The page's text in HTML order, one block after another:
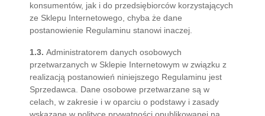
konsumentów, jak i do przedsiębiorców korzystających
ze Sklepu Internetowego, chyba że dane
postanowienie Regulaminu stanowi inaczej.
1.3. Administratorem danych osobowych
przetwarzanych w Sklepie Internetowym w związku z
realizacją postanowień niniejszego Regulaminu jest
Sprzedawca. Dane osobowe przetwarzane są w
celach, w zakresie i w oparciu o podstawy i zasady